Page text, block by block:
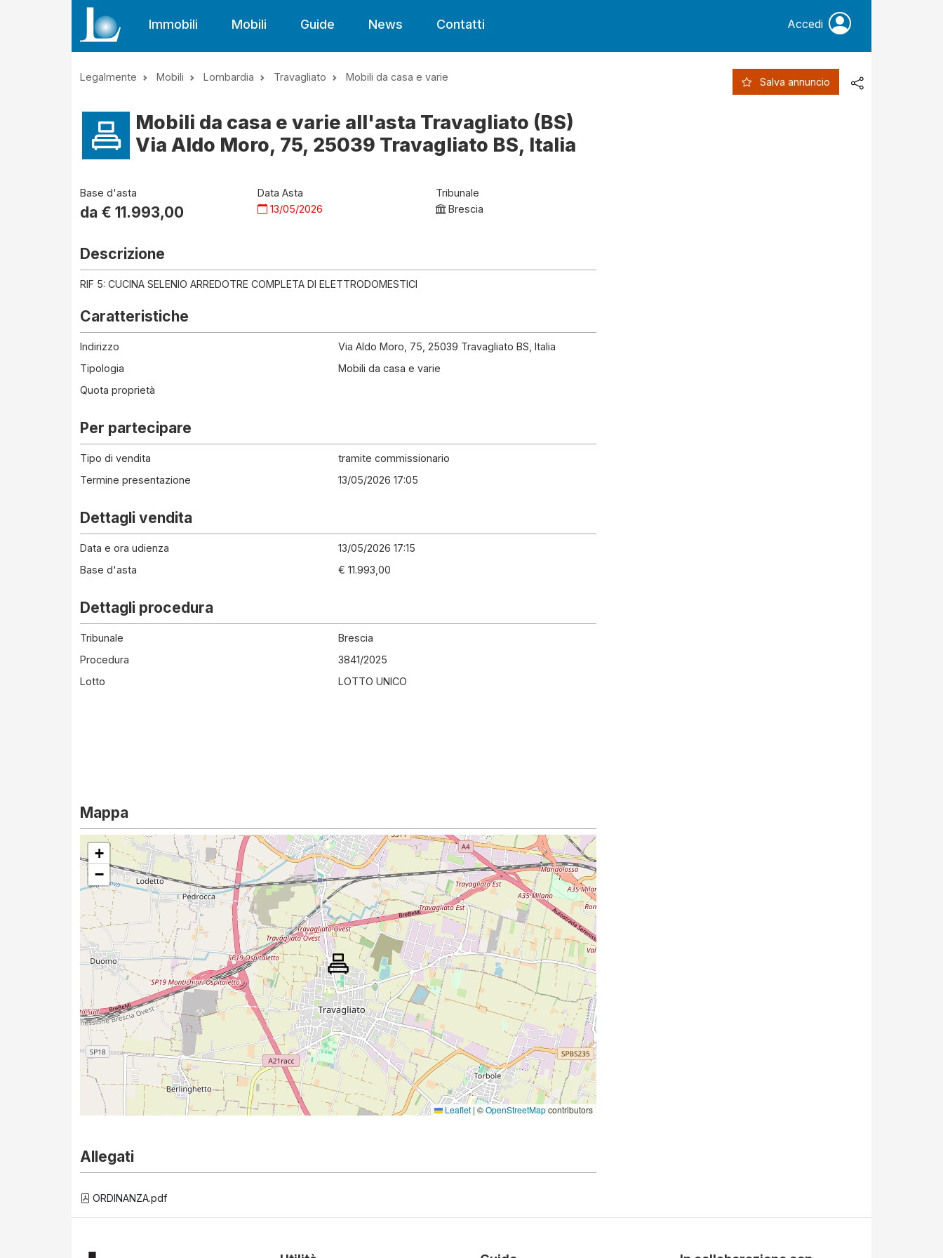
Immobili Mobili Guide News Contatti Accedi
Legalmente Mobili Lombardia Travagliato Mobili da casa e varie Salva annuncio
Mobili da casa e varie all'asta Travagliato (BS)
Via Aldo Moro, 75, 25039 Travagliato BS, Italia
Base d'asta
da € 11.993,00
Data Asta
13/05/2026
Tribunale
Brescia
Descrizione
RIF 5: CUCINA SELENIO ARREDOTRE COMPLETA DI ELETTRODOMESTICI
Caratteristiche
Indirizzo
Via Aldo Moro, 75, 25039 Travagliato BS, Italia
Tipologia
Mobili da casa e varie
Quota proprietà
Per partecipare
Tipo di vendita
tramite commissionario
Termine presentazione
13/05/2026 17:05
Dettagli vendita
Data e ora udienza
13/05/2026 17:15
Base d'asta
€ 11.993,00
Dettagli procedura
Tribunale
Brescia
Procedura
3841/2025
Lotto
LOTTO UNICO
Mappa
+
−
Leaflet | ©OpenStreetMapcontributors
Allegati
ORDINANZA.pdf